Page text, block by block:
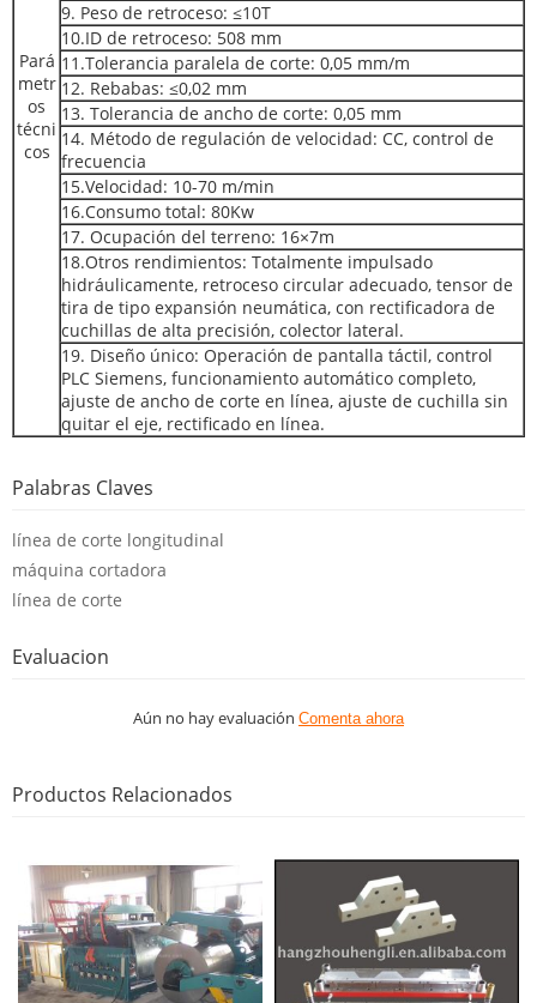
Pará
metr
os
técni
cos
9. Peso de retroceso: ≤10T
10.ID de retroceso: 508 mm
11.Tolerancia paralela de corte: 0,05 mm/m
12. Rebabas: ≤0,02 mm
13. Tolerancia de ancho de corte: 0,05 mm
14. Método de regulación de velocidad: CC, control de
frecuencia
15.Velocidad: 10-70 m/min
16.Consumo total: 80Kw
17. Ocupación del terreno: 16×7m
18.Otros rendimientos: Totalmente impulsado
hidráulicamente, retroceso circular adecuado, tensor de
tira de tipo expansión neumática, con rectificadora de
cuchillas de alta precisión, colector lateral.
19. Diseño único: Operación de pantalla táctil, control
PLC Siemens, funcionamiento automático completo,
ajuste de ancho de corte en línea, ajuste de cuchilla sin
quitar el eje, rectificado en línea.
Palabras Claves
línea de corte longitudinal
máquina cortadora
línea de corte
Evaluacion
Aún no hay evaluación Comenta ahora
Productos Relacionados